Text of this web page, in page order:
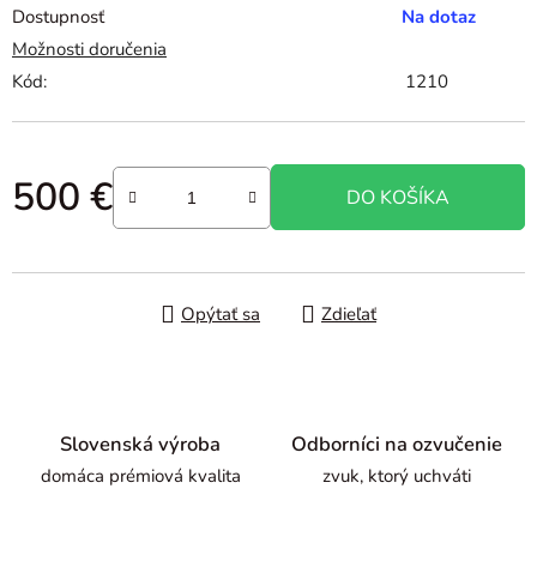
Dostupnosť
Na dotaz
Možnosti doručenia
Kód:
1210
500 €
Jednotková cena:
DO KOŠÍKA
Opýtať sa Zdieľať
Slovenská výroba
domáca prémiová kvalita
Odborníci na ozvučenie
zvuk, ktorý uchváti